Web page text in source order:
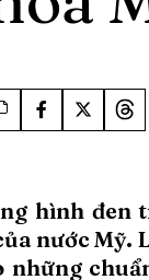
hình đen
nước Mỹ.